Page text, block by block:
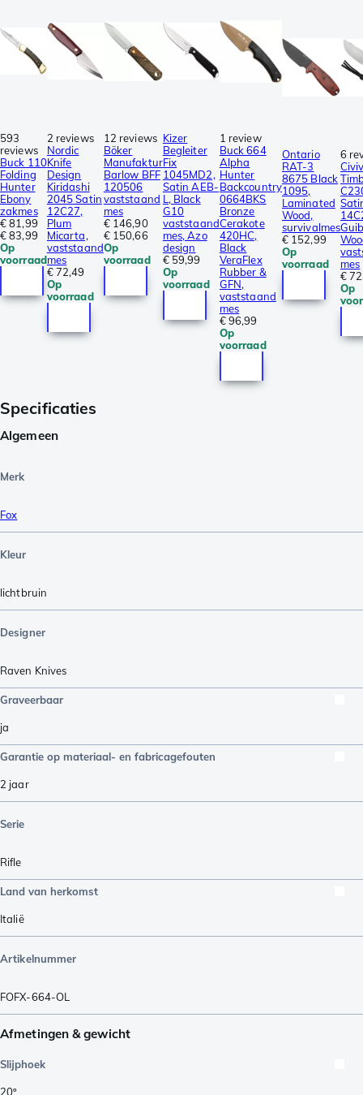
593
reviews
Buck 110
Folding
Hunter
Ebony
zakmes
€ 81,99
€ 83,99
Op
voorraad
2 reviews
Nordic
Knife
Design
Kiridashi
2045 Satin
12C27,
Plum
Micarta,
vaststaand
mes
€ 72,49
Op
voorraad
12 reviews
Böker
Manufaktur
Barlow BFF
120506
vaststaand
mes
€ 146,90
€ 150,66
Op
voorraad
Kizer
Begleiter
Fix
1045MD2,
Satin AEB-
L, Black
G10
vaststaand
mes, Azo
design
€ 59,99
Op
voorraad
1 review
Buck 664
Alpha
Hunter
Backcountry
0664BKS
Bronze
Cerakote
420HC,
Black
VeraFlex
Rubber &
GFN,
vaststaand
mes
€ 96,99
Op
voorraad
Ontario
RAT-3
8675 Black
1095,
Laminated
Wood,
survivalmes
€ 152,99
Op
voorraad
6
mes
€
Op
Specificaties
Algemeen
Merk
Fox
Kleur
lichtbruin
Designer
Raven Knives
Graveerbaar
ja
Garantie op materiaal- en fabricagefouten
2 jaar
Serie
Rifle
Land van herkomst
Italië
Artikelnummer
FOFX-664-OL
Afmetingen & gewicht
Slijphoek
20º